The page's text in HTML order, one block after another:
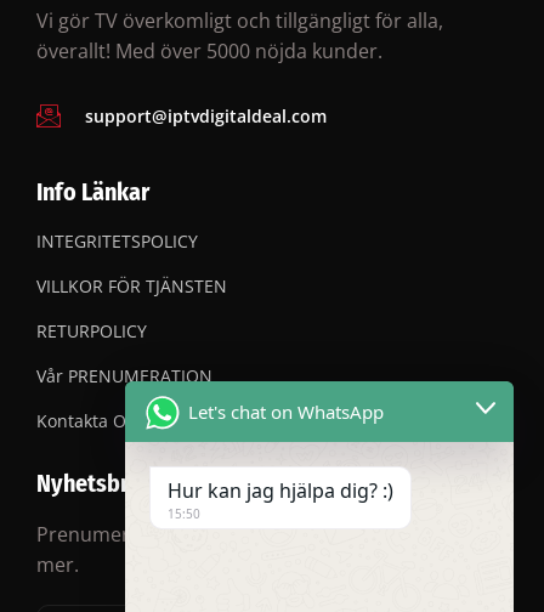
Vi gör TV överkomligt och tillgängligt för alla,
överallt! Med över 5000 nöjda kunder.
support@iptvdigitaldeal.com
Info Länkar
INTEGRITETSPOLICY
VILLKOR FÖR TJÄNSTEN
RETURPOLICY
Vår PRENUMERATION
Kontakta OSS
Nyhetsbrev
Prenumerera på vårt nyhetsbrev för rabatter och
mer.
Let's chat on WhatsApp
Hur kan jag hjälpa dig? :)
15:50